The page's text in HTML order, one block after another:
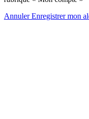
AnnulerEnregistrer mon